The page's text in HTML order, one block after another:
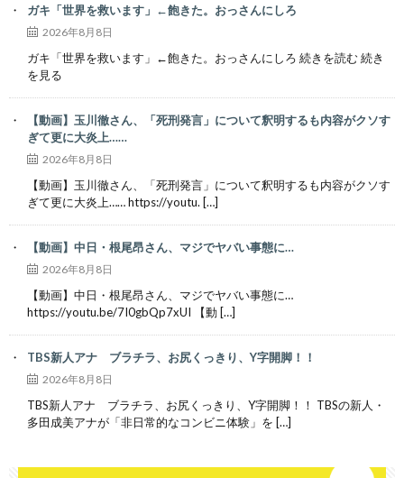
ガキ「世界を救います」←飽きた。おっさんにしろ
2026年8月8日
ガキ「世界を救います」←飽きた。おっさんにしろ 続きを読む 続き
を見る
【動画】玉川徹さん、「死刑発言」について釈明するも内容がクソす
ぎて更に大炎上……
2026年8月8日
【動画】玉川徹さん、「死刑発言」について釈明するも内容がクソす
ぎて更に大炎上…… https://youtu. […]
【動画】中日・根尾昂さん、マジでヤバい事態に…
2026年8月8日
【動画】中日・根尾昂さん、マジでヤバい事態に…
https://youtu.be/7I0gbQp7xUI 【動 […]
TBS新人アナ ブラチラ、お尻くっきり、Y字開脚！！
2026年8月8日
TBS新人アナ ブラチラ、お尻くっきり、Y字開脚！！ TBSの新人・
多田成美アナが「非日常的なコンビニ体験」を […]